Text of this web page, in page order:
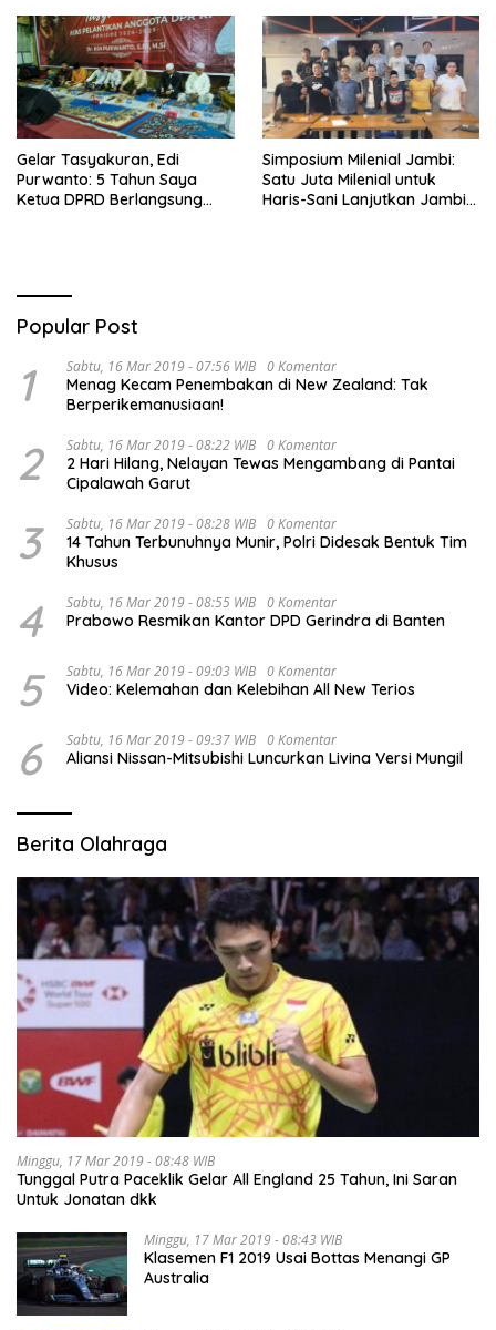
Gelar Tasyakuran, Edi
Purwanto: 5 Tahun Saya
Ketua DPRD Berlangsung
Simposium Milenial Jambi:
Satu Juta Milenial untuk
Haris-Sani Lanjutkan Jambi
Popular Post
1 Sabtu, 16 Mar 2019 - 07:56 WIB 0 Komentar
Menag Kecam Penembakan di New Zealand: Tak
Berperikemanusiaan!
2 Sabtu, 16 Mar 2019 - 08:22 WIB 0 Komentar
2 Hari Hilang, Nelayan Tewas Mengambang di Pantai
Cipalawah Garut
3 Sabtu, 16 Mar 2019 - 08:28 WIB 0 Komentar
14 Tahun Terbunuhnya Munir, Polri Didesak Bentuk Tim
Khusus
4 Sabtu, 16 Mar 2019 - 08:55 WIB 0 Komentar
Prabowo Resmikan Kantor DPD Gerindra di Banten
5 Sabtu, 16 Mar 2019 - 09:03 WIB 0 Komentar
Video: Kelemahan dan Kelebihan All New Terios
6 Sabtu, 16 Mar 2019 - 09:37 WIB 0 Komentar
Aliansi Nissan-Mitsubishi Luncurkan Livina Versi Mungil
Berita Olahraga
Minggu, 17 Mar 2019 - 08:48 WIB
Tunggal Putra Paceklik Gelar All England 25 Tahun, Ini Saran
Untuk Jonatan dkk
Minggu, 17 Mar 2019 - 08:43 WIB
Klasemen F1 2019 Usai Bottas Menangi GP
Australia